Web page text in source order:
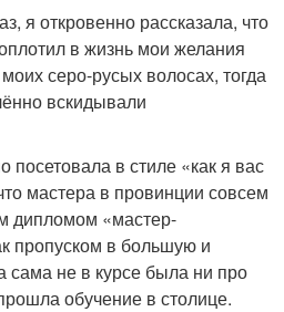
я откровенно рассказала, что
в жизнь мои желания
серо-русых волосах, тогда
вскидывали
посетовала в стиле «как я вас
мастера в провинции совсем
дипломом «мастер-
пропуском в большую и
сама не в курсе была ни про
обучение в столице.